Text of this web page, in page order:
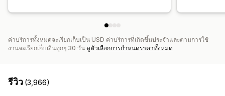
ค่าบริการทั้งหมดจะเรียกเก็บเป็น USD ค่าบริการที่เกิดขึ้นประจำและตามการใช้
งานจะเรียกเก็บเงินทุกๆ 30 วัน ดูตัวเลือกการกำหนดราคาทั้งหมด
รีวิว (3,966)